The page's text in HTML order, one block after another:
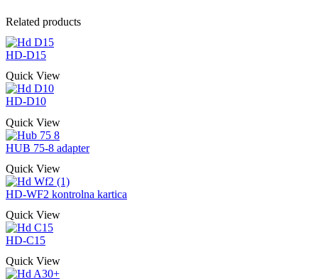
Related products
HD-D15
Quick View
HD-D10
Quick View
HUB 75-8 adapter
Quick View
HD-WF2 kontrolna kartica
Quick View
HD-C15
Quick View